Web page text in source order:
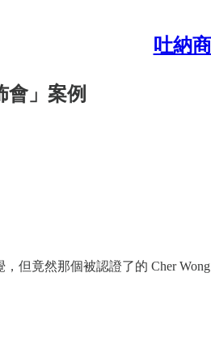
吐納
會」案例
但竟然那個被認證了的 Cher Wong